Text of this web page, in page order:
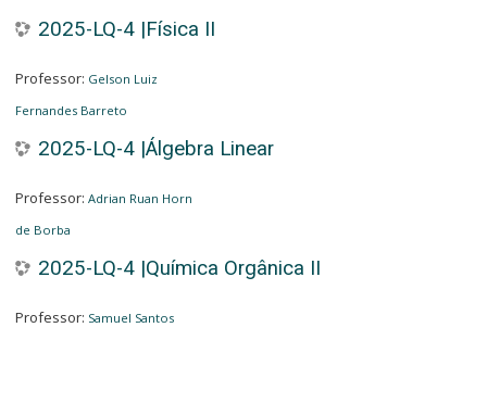
2025-LQ-4 |Física II
Professor: Gelson Luiz
Fernandes Barreto
2025-LQ-4 |Álgebra Linear
Professor: Adrian Ruan Horn
de Borba
2025-LQ-4 |Química Orgânica II
Professor: Samuel Santos